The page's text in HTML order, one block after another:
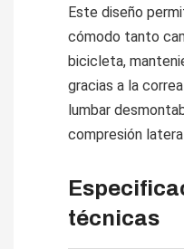
Este diseño
cómodo tanto
bicicleta,
gracias a la
lumbar
compresión
técnicas